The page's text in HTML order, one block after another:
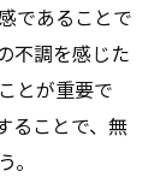
であることで
不調を感じた
とが重要で
ることで、無